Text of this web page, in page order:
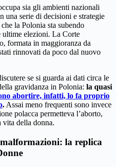
sia gli ambienti nazionali
una serie di decisioni e strategie
la Polonia sta subendo
ultime elezioni. La Corte
formata in maggioranza da
rinnovati da poco dal nuovo
se si guarda ai dati circa le
gravidanza in Polonia: la quasi
abortire, infatti, lo fa proprio
. Assai meno frequenti sono invece
polacca permetteva l’aborto,
vita della donna.
la replica